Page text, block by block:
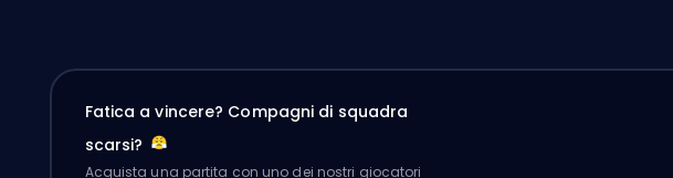
Fatica a vincere? Compagni di squadra
scarsi?
Acquista una partita con uno dei nostri giocatori